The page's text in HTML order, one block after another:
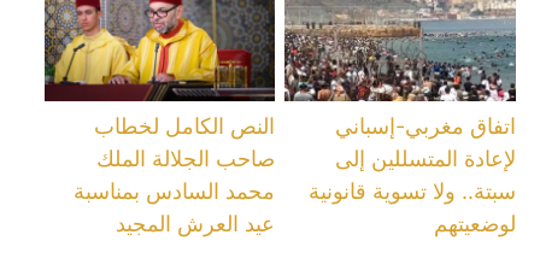
اتفاق مغربي-إسباني
لإعادة المتسللين إلى
سبتة.. ولا تسوية قانونية
لوضعيتهم
النص الكامل لخطاب
صاحب الجلالة الملك
محمد السادس بمناسبة
عيد العرش المجيد